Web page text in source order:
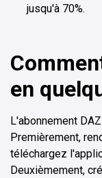
jusqu'à 70%.
en
L'abonnement
Premièrement,
téléchargez
Deuxièmement,